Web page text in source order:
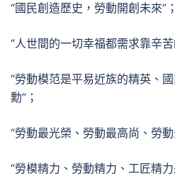
“國民創造歷史，勞動開創未來”；
“人世間的一切幸福都需求靠辛苦
“勞動模范是平易近族的精英、
勳”；
“勞動最光榮、勞動最高尚、勞
“勞模精力、勞動精力、工匠精